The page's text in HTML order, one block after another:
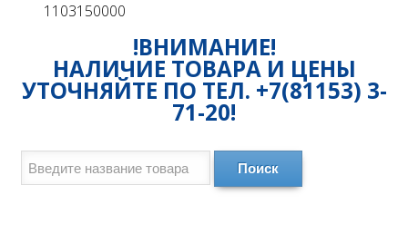
1103150000
!ВНИМАНИЕ!
НАЛИЧИЕ ТОВАРА И ЦЕНЫ
УТОЧНЯЙТЕ ПО ТЕЛ. +7(81153) 3-
71-20!
Поиск